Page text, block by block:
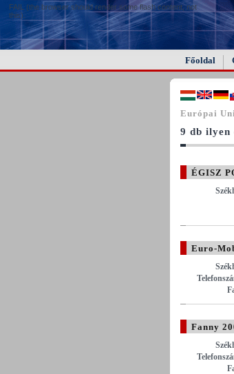
FAIL (the browser should render some flash content, not
this).
Főoldal
Európai
9 db ilyen
ÉGISZ
Euro-
Fanny